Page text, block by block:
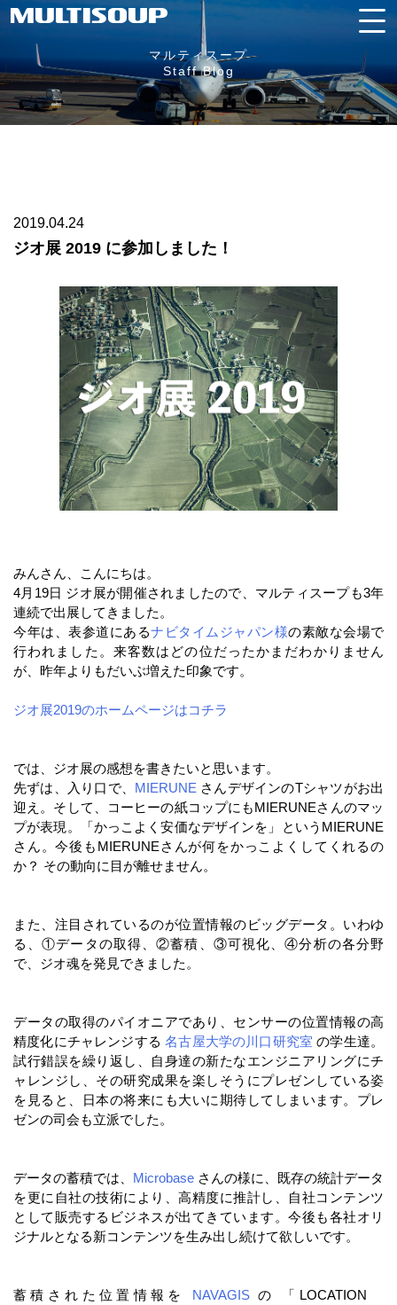
マルティスープ
Staff Blog
2019.04.24
ジオ展 2019 に参加しました！
みんさん、こんにちは。
4月19日 ジオ展が開催されましたので、マルティスープも3年
連続で出展してきました。
今年は、表参道にあるナビタイムジャパン様の素敵な会場で
行われました。来客数はどの位だったかまだわかりません
が、昨年よりもだいぶ増えた印象です。
ジオ展2019のホームページはコチラ
では、ジオ展の感想を書きたいと思います。
先ずは、入り口で、 MIERUNE さんデザインのTシャツがお出
迎え。そして、コーヒーの紙コップにもMIERUNEさんのマッ
プが表現。「かっこよく安価なデザインを」というMIERUNE
さん。今後もMIERUNEさんが何をかっこよくしてくれるの
か？ その動向に目が離せません。
また、注目されているのが位置情報のビッグデータ。いわゆ
る、①データの取得、②蓄積、③可視化、④分析の各分野
で、ジオ魂を発見できました。
データの取得のパイオニアであり、センサーの位置情報の高
精度化にチャレンジする名古屋大学の川口研究室 の学生達。
試行錯誤を繰り返し、自身達の新たなエンジニアリングにチ
ャレンジし、その研究成果を楽しそうにプレゼンしている姿
を見ると、日本の将来にも大いに期待してしまいます。プレ
ゼンの司会も立派でした。
データの蓄積では、 Microbase さんの様に、既存の統計データ
を更に自社の技術により、高精度に推計し、自社コンテンツ
として販売するビジネスが出てきています。今後も各社オリ
ジナルとなる新コンテンツを生み出し続けて欲しいです。
蓄積された位置情報を NAVAGIS の 「LOCATION